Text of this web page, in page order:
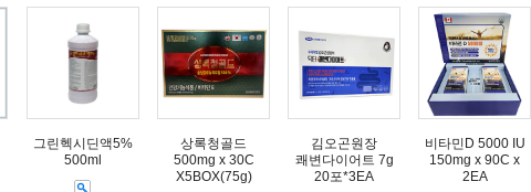
그린헥시딘액5%
500ml
상록청골드
500mg x 30C
X5BOX(75g)
김오곤원장
쾌변다이어트 7g
20포*3EA
비타민D 5000 IU
150mg x 90C x
2EA